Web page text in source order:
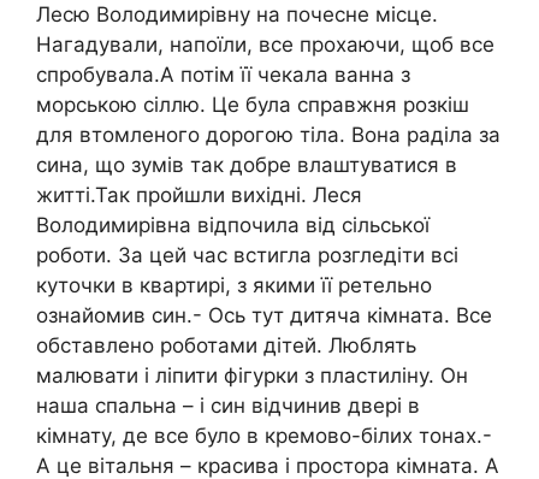
Лесю Володимирівну на почесне місце.
Нагадували, напоїли, все прохаючи, щоб все
спробувала.А потім її чекала ванна з
морською сіллю. Це була справжня розкіш
для втомленого дорогою тіла. Вона раділа за
сина, що зумів так добре влаштуватися в
житті.Так пройшли вихідні. Леся
Володимирівна відпочила від сільської
роботи. За цей час встигла розгледіти всі
куточки в квартирі, з якими її ретельно
ознайомив син.- Ось тут дитяча кімната. Все
обставлено роботами дітей. Люблять
малювати і ліпити фігурки з пластиліну. Он
наша спальна – і син відчинив двері в
кімнату, де все було в кремово-білих тонах.-
А це вітальня – красива і простора кімната. А